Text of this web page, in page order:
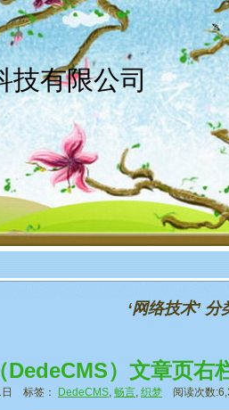
技有限公司
‘网络技术’
DedeCMS）文章页右
日 标签： DedeCMS, 畅言, 织梦 阅读次数